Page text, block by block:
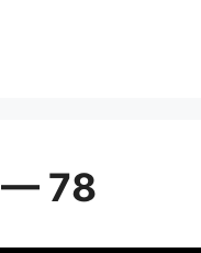
— 78